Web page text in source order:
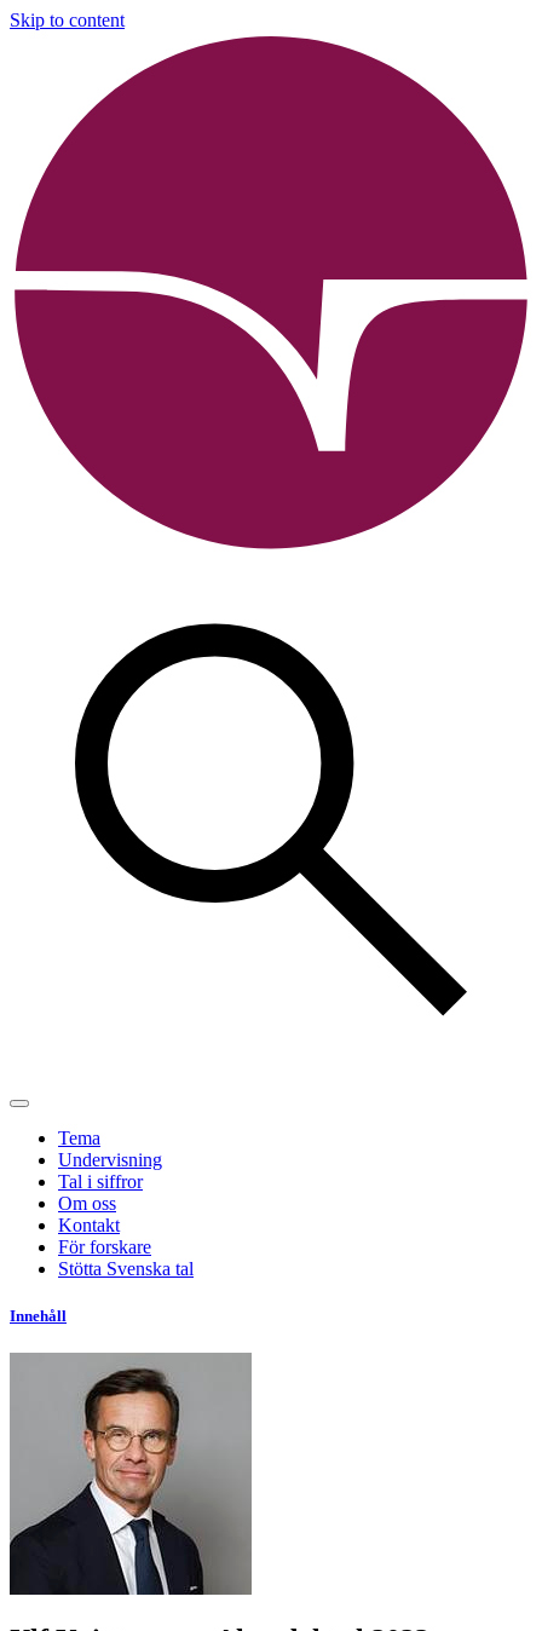
Skip to content
Tema
Undervisning
Tal i siffror
Om oss
Kontakt
För forskare
Stötta Svenska tal
Innehåll